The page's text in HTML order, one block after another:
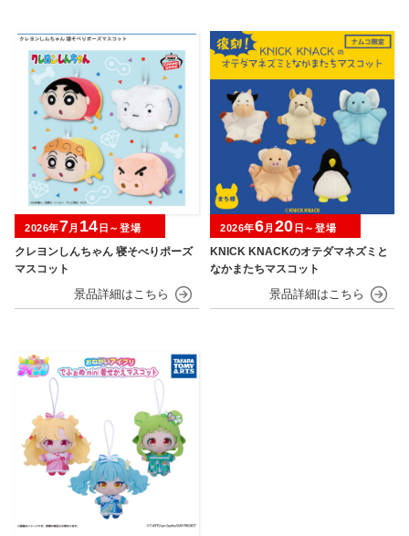
クレヨンしんちゃん 寝そべりポーズ
マスコット
2026年7月 14 日～登場
KNICK KNACKのオテダマネズミと
なかまたちマスコット
2026年6月 20 日～登場